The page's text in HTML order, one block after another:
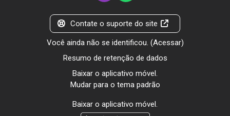
Contate o suporte do site
Você ainda não se identificou. (Acessar)
Resumo de retenção de dados
Baixar o aplicativo móvel.
Mudar para o tema padrão
Baixar o aplicativo móvel.